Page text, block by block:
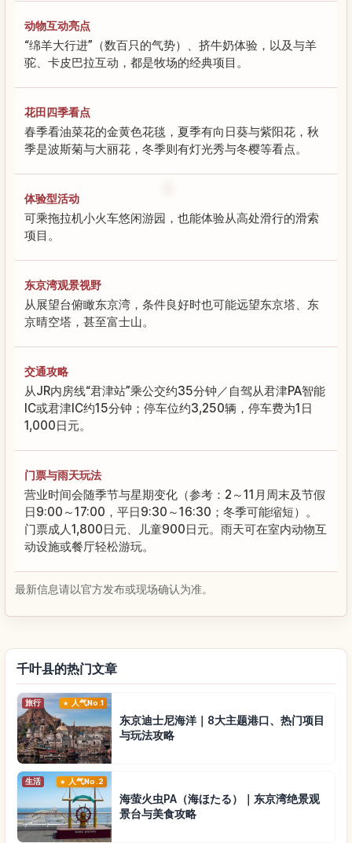
动物互动亮点
“绵羊大行进”（数百只的气势）、挤牛奶体验，以及与羊
驼、卡皮巴拉互动，都是牧场的经典项目。
花田四季看点
春季看油菜花的金黄色花毯，夏季有向日葵与紫阳花，秋
季是波斯菊与大丽花，冬季则有灯光秀与冬樱等看点。
体验型活动
可乘拖拉机小火车悠闲游园，也能体验从高处滑行的滑索
项目。
东京湾观景视野
从展望台俯瞰东京湾，条件良好时也可能远望东京塔、东
京晴空塔，甚至富士山。
交通攻略
从JR内房线“君津站”乘公交约35分钟／自驾从君津PA智能
IC或君津IC约15分钟；停车位约3,250辆，停车费为1日
1,000日元。
门票与雨天玩法
营业时间会随季节与星期变化（参考：2～11月周末及节假
日9:00～17:00，平日9:30～16:30；冬季可能缩短）。
门票成人1,800日元、儿童900日元。雨天可在室内动物互
动设施或餐厅轻松游玩。
最新信息请以官方发布或现场确认为准。
千叶县的热门文章
旅行 人气No.1
东京迪士尼海洋｜8大主题港口、热门项目
与玩法攻略
生活 人气No.2
海萤火虫PA（海ほたる）｜东京湾绝景观
景台与美食攻略